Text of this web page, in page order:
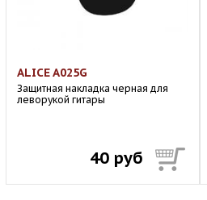
ALICE A025G
Защитная накладка черная для
леворукой гитары
40 руб